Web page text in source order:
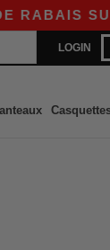
SUR
LOGIN